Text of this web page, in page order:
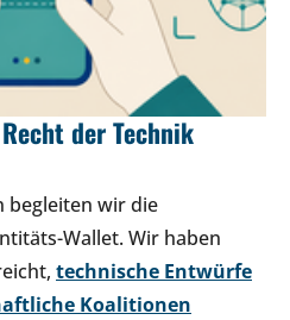
der Technik
begleiten wir die
Wallet. Wir haben
technische Entwürfe
Koalitionen